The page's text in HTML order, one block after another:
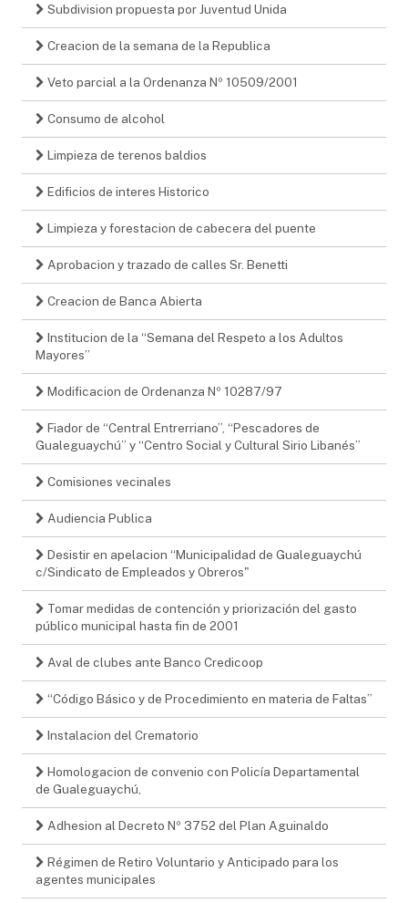
Subdivision propuesta por Juventud Unida
Creacion de la semana de la Republica
Veto parcial a la Ordenanza Nº 10509/2001
Consumo de alcohol
Limpieza de terenos baldios
Edificios de interes Historico
Limpieza y forestacion de cabecera del puente
Aprobacion y trazado de calles Sr. Benetti
Creacion de Banca Abierta
Institucion de la “Semana del Respeto a los Adultos
Mayores”
Modificacion de Ordenanza Nº 10287/97
Fiador de “Central Entrerriano”, “Pescadores de
Gualeguaychú” y “Centro Social y Cultural Sirio Libanés”
Comisiones vecinales
Audiencia Publica
Desistir en apelacion “Municipalidad de Gualeguaychú
c/Sindicato de Empleados y Obreros"
Tomar medidas de contención y priorización del gasto
público municipal hasta fin de 2001
Aval de clubes ante Banco Credicoop
“Código Básico y de Procedimiento en materia de Faltas”
Instalacion del Crematorio
Homologacion de convenio con Policía Departamental
de Gualeguaychú,
Adhesion al Decreto Nº 3752 del Plan Aguinaldo
Régimen de Retiro Voluntario y Anticipado para los
agentes municipales